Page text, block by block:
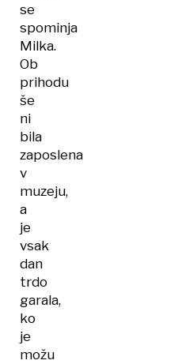
se
spominja
Milka.
Ob
prihodu
še
ni
bila
zaposlena
v
muzeju,
a
je
vsak
dan
trdo
garala,
ko
je
možu